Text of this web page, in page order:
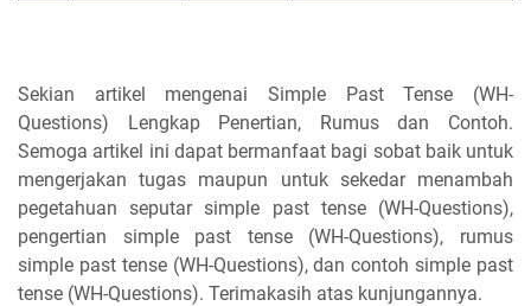
Sekian artikel mengenai Simple Past Tense (WH-
Questions) Lengkap Penertian, Rumus dan Contoh.
Semoga artikel ini dapat bermanfaat bagi sobat baik untuk
mengerjakan tugas maupun untuk sekedar menambah
pegetahuan seputar simple past tense (WH-Questions),
pengertian simple past tense (WH-Questions), rumus
simple past tense (WH-Questions), dan contoh simple past
tense (WH-Questions). Terimakasih atas kunjungannya.